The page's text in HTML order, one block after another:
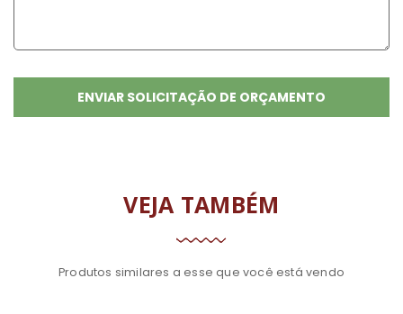
VEJA TAMBÉM
Produtos similares a esse que você está vendo